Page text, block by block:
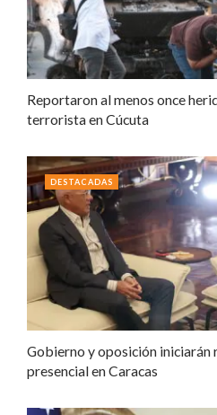
Reportaron al menos once
terrorista en Cúcuta
Gobierno y oposición iniciarán
presencial en Caracas
DESTACADAS